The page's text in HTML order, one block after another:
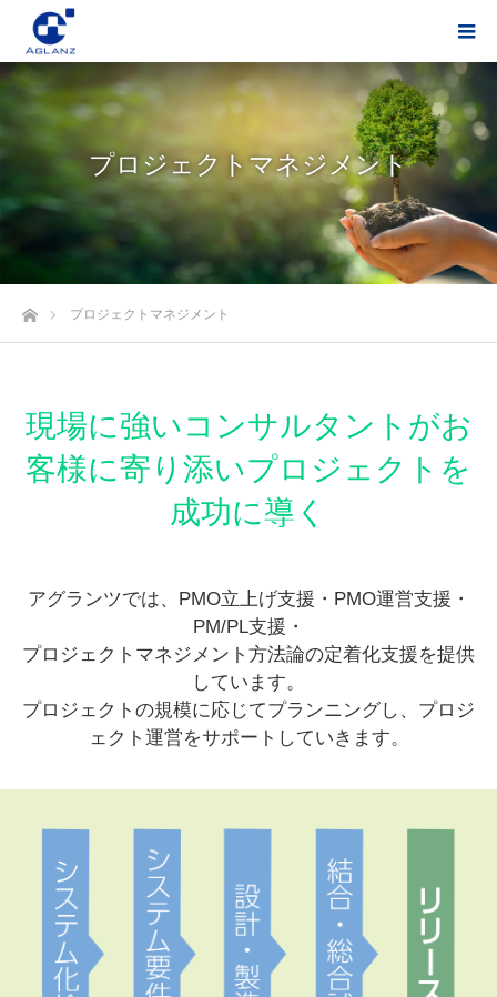
プロジェクトマネジメント
ホームプロジェクトマネジメント
現場に強いコンサルタントがお
客様に寄り添いプロジェクトを
成功に導く
アグランツでは、PMO立上げ支援・PMO運営支援・
PM/PL支援・
プロジェクトマネジメント方法論の定着化支援を提供
しています。
プロジェクトの規模に応じてプランニングし、プロジ
ェクト運営をサポートしていきます。